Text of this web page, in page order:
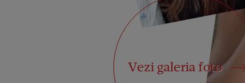
Vezi galeria foto